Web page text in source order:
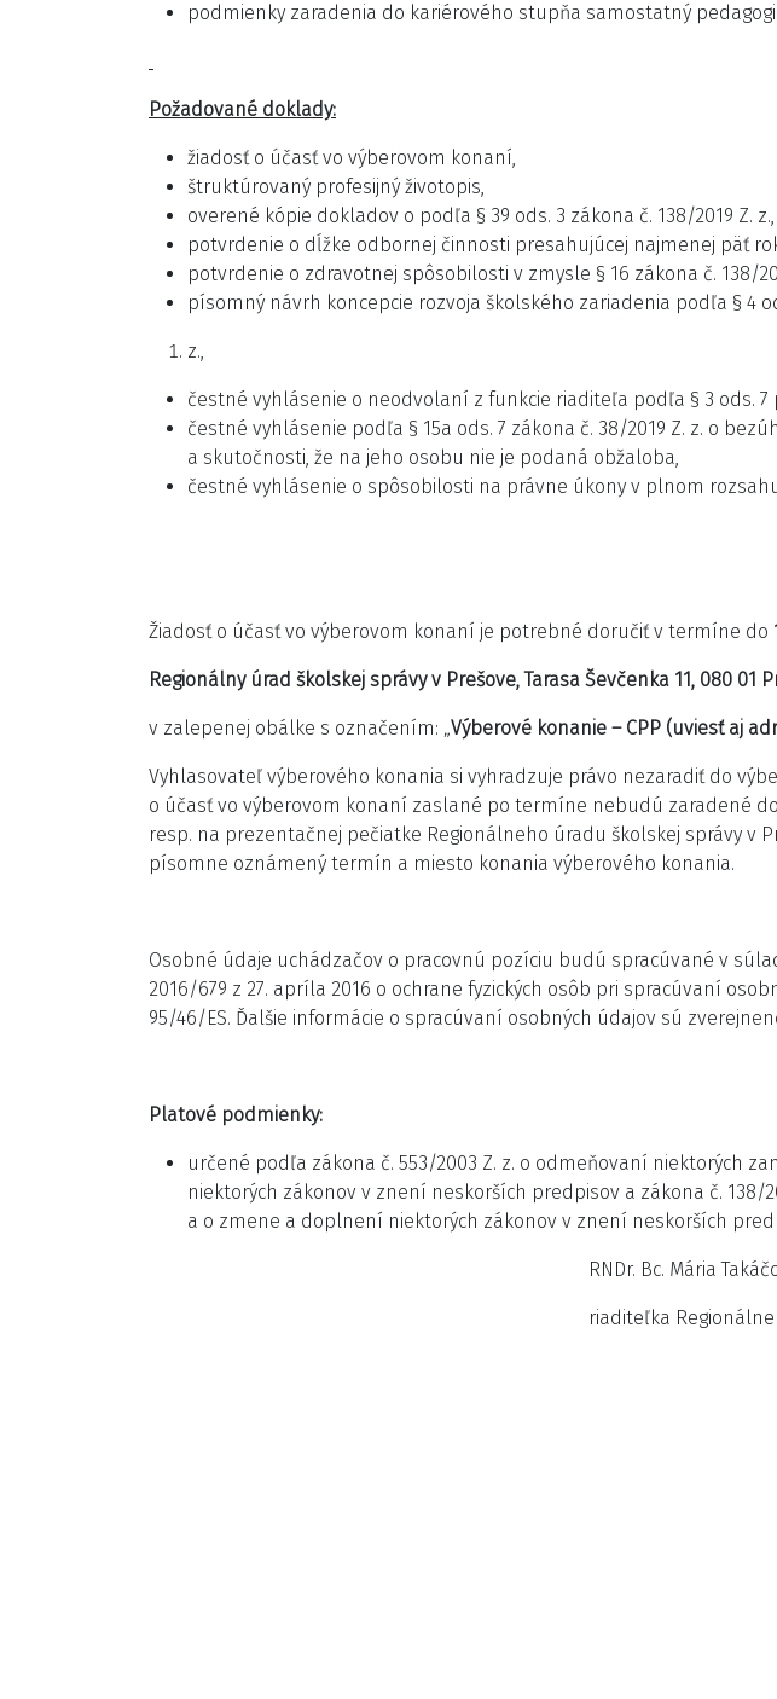
podmienky zaradenia do kariérového stupňa samostatný
Požadované doklady:
žiadosť o účasť vo výberovom konaní,
štruktúrovaný profesijný životopis,
overené kópie dokladov o podľa § 39 ods. 3 zákona č. 138/2019 Z. z.,
potvrdenie o dĺžke odbornej činnosti presahujúcej najmenej päť
potvrdenie o zdravotnej spôsobilosti v zmysle § 16 zákona č. 138/
písomný návrh koncepcie rozvoja školského zariadenia podľa § 4
z.,
čestné vyhlásenie o neodvolaní z funkcie riaditeľa podľa § 3 ods. 7
čestné vyhlásenie podľa § 15a ods. 7 zákona č. 38/2019 Z. z. o
a skutočnosti, že na jeho osobu nie je podaná obžaloba,
čestné vyhlásenie o spôsobilosti na právne úkony v plnom
Žiadosť o účasť vo výberovom konaní je potrebné doručiť v termíne do
Regionálny úrad školskej správy v Prešove, Tarasa Ševčenka 11, 080 01
v zalepenej obálke s označením: „Výberové konanie – CPP (uviesť aj
Vyhlasovateľ výberového konania si vyhradzuje právo nezaradiť do
o účasť vo výberovom konaní zaslané po termíne nebudú zaradené
resp. na prezentačnej pečiatke Regionálneho úradu školskej správy
písomne oznámený termín a miesto konania výberového konania.
Osobné údaje uchádzačov o pracovnú pozíciu budú spracúvané v
2016/679 z 27. apríla 2016 o ochrane fyzických osôb pri spracúvaní
95/46/ES. Ďalšie informácie o spracúvaní osobných údajov sú
Platové podmienky:
určené podľa zákona č. 553/2003 Z. z. o odmeňovaní niektorých
niektorých zákonov v znení neskorších predpisov a zákona č.
a o zmene a doplnení niektorých zákonov v znení neskorších
RNDr. Bc. Mária
riaditeľka Regionálneho